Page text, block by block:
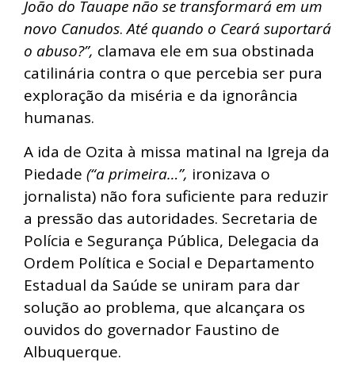
João do Tauape não se transformará em um
novo Canudos.Até quando o Ceará suportará
o abuso?”, clamava ele em sua obstinada
catilinária contra o que percebia ser pura
exploração da miséria e da ignorância
humanas.
A ida de Ozita à missa matinal na Igreja da
Piedade (“a primeira…”, ironizava o
jornalista) não fora suficiente para reduzir
a pressão das autoridades. Secretaria de
Polícia e Segurança Pública, Delegacia da
Ordem Política e Social e Departamento
Estadual da Saúde se uniram para dar
solução ao problema, que alcançara os
ouvidos do governador Faustino de
Albuquerque.